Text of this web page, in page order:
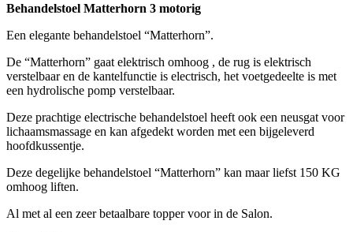
Behandelstoel Matterhorn 3 motorig
Een elegante behandelstoel “Matterhorn”.
De “Matterhorn” gaat elektrisch omhoog , de rug is elektrisch
verstelbaar en de kantelfunctie is electrisch, het voetgedeelte is met
een hydrolische pomp verstelbaar.
Deze prachtige electrische behandelstoel heeft ook een neusgat voor
lichaamsmassage en kan afgedekt worden met een bijgeleverd
hoofdkussentje.
Deze degelijke behandelstoel “Matterhorn” kan maar liefst 150 KG
omhoog liften.
Al met al een zeer betaalbare topper voor in de Salon.